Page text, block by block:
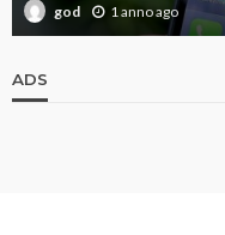
god 1 anno ago
ADS